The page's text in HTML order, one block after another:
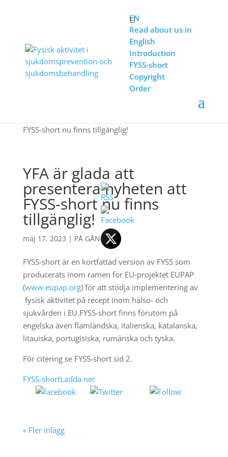
EN
Read about us in
English
Introduction
FYSS-short
Copyright
Order
FYSS-short nu finns tillgänglig!
YFA är glada att
presentera nyheten att
FYSS-short nu finns
tillgänglig!
maj 17, 2023 | PÅ GÅNG
FYSS-short är en kortfattad version av FYSS som
producerats inom ramen för EU-projektet EUPAP
(www.eupap.org) för att stödja implementering av
fysisk aktivitet på recept inom hälso- och
sjukvården i EU.FYSS-short finns förutom på
engelska även flamländska, italienska, katalanska,
litauiska, portugisiska, rumänska och tyska.
För citering se FYSS-short sid 2.
FYSS-shortLadda ner
Tweet
« Fler inlägg